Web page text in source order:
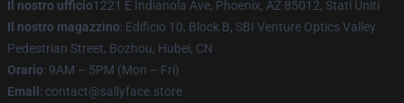
Il nostro ufficio1221 E Indianola Ave, Phoenix, AZ 85012, Stati Uniti
Il nostro magazzino: Edificio 10, Block B, SBI Venture Optics Valley
Pedestrian Street, Bozhou, Hubei, CN
Orario: 9AM – 5PM (Mon – Fri)
Email : contact@sallyface.store